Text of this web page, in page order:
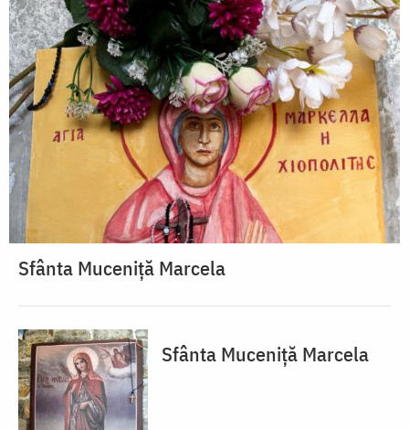
Sfânta Muceniță Marcela
Sfânta Muceniță Marcela